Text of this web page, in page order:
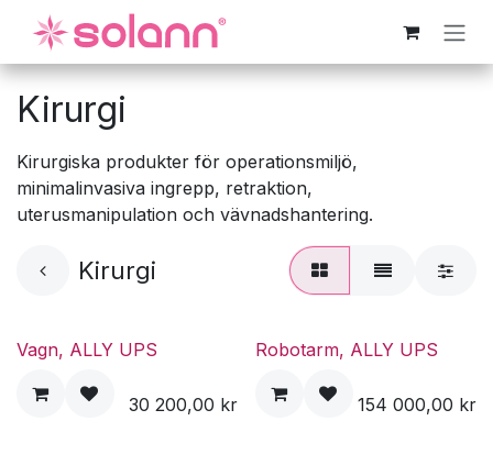
Hoppa till innehåll
Kirurgi
Kirurgiska produkter för operationsmiljö,
minimalinvasiva ingrepp, retraktion,
uterusmanipulation och vävnadshantering.
Kirurgi
Vagn, ALLY UPS
30 200,00 kr
Robotarm, ALLY UPS
154 000,00 kr